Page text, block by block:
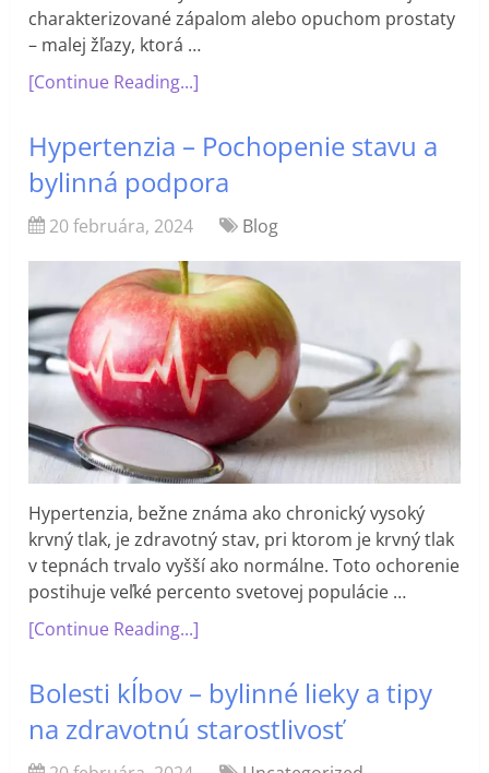
charakterizované zápalom alebo opuchom prostaty
– malej žľazy, ktorá …
[Continue Reading...]
Hypertenzia – Pochopenie stavu a
bylinná podpora
20 februára, 2024 Blog
Hypertenzia, bežne známa ako chronický vysoký
krvný tlak, je zdravotný stav, pri ktorom je krvný tlak
v tepnách trvalo vyšší ako normálne. Toto ochorenie
postihuje veľké percento svetovej populácie …
[Continue Reading...]
Bolesti kĺbov – bylinné lieky a tipy
na zdravotnú starostlivosť